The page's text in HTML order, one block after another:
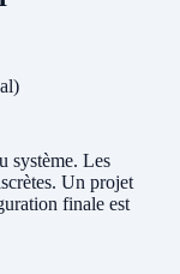
système. Les
Un projet
finale est